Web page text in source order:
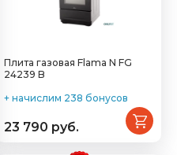
Плита газовая Flama N FG
24239 B
+ начислим 238 бонусов
23 790 руб.